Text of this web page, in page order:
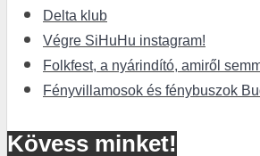
Delta klub
Végre SiHuHu instagram!
Folkfest, a nyárindító, amiről
Fényvillamosok és fénybuszok
Kövess minket!